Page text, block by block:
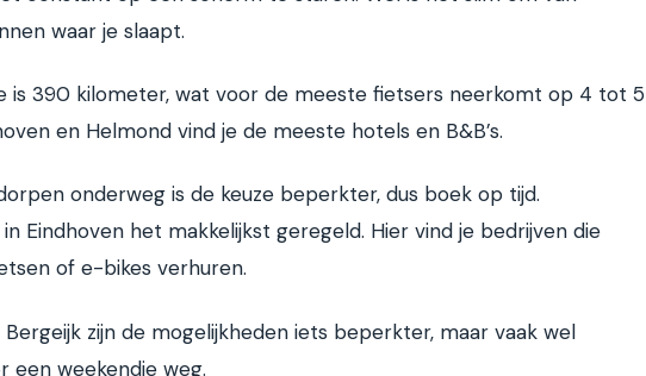
waar je slaapt.
is 390 kilometer, wat voor de meeste fietsers neerkomt op 4 tot 5
en Helmond vind je de meeste hotels en B&B’s.
onderweg is de keuze beperkter, dus boek op tijd.
Eindhoven het makkelijkst geregeld. Hier vind je bedrijven die
of e-bikes verhuren.
zijn de mogelijkheden iets beperkter, maar vaak wel
een weekendje weg.